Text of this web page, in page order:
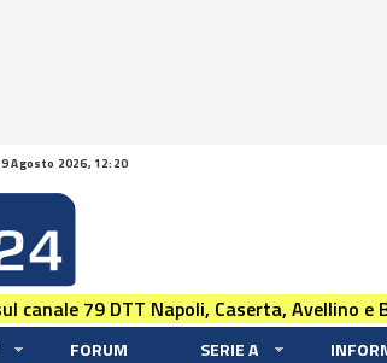
Agosto 2026, 12:20
canale 79 DTT Napoli, Caserta, Avellino e
FORUM SERIE A